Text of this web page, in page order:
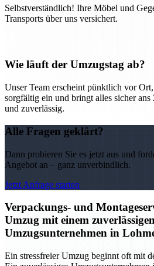
Selbstverständlich! Ihre Möbel und
Transports über uns versichert.
Wie läuft der Umzugstag ab?
Unser Team erscheint pünktlich vor
sorgfältig ein und bringt alles sicher
und zuverlässig.
Alle Fragen geklärt?
Dann probieren Sie es jetzt aus und
Angebot an – ganz unverbindlich.
Jetzt Anfrage starten
Verpackungs- und
Umzug mit einem
Umzugsunternehmen in
Ein stressfreier Umzug beginnt oft mit